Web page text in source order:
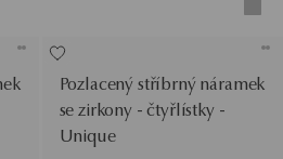
Pozlacený stříbrný náramek
se zirkony - čtyřlístky -
Unique